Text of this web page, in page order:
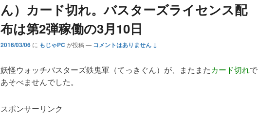
ん）カード切れ。バスターズライセンス配
布は第2弾稼働の3月10日
2016/03/06 に もじゃPC が投稿 — コメントはありません ↓
妖怪ウォッチバスターズ鉄鬼軍（てっきぐん）が、またまたカード切れで
あそべませんでした。
スポンサーリンク